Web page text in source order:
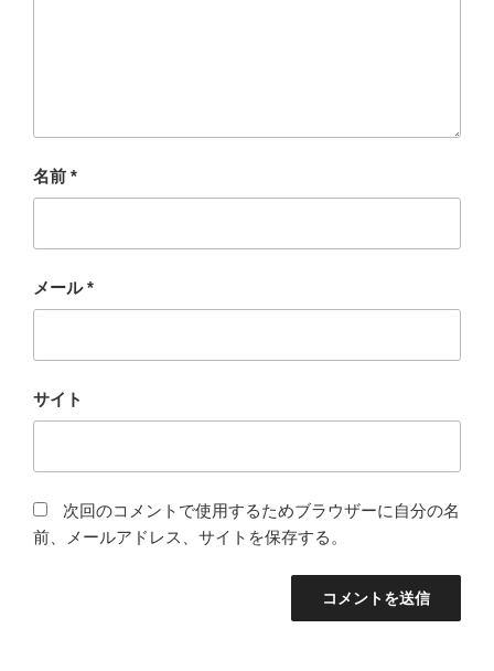
名前 *
メール*
サイト
次回のコメントで使用するためブラウザーに自分の名
前、メールアドレス、サイトを保存する。